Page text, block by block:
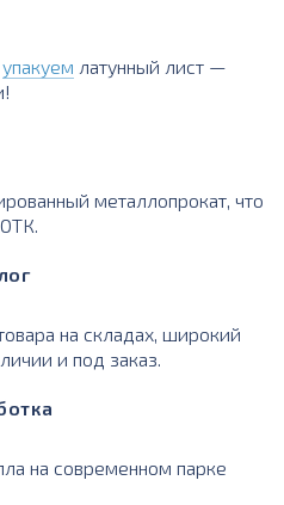
упакуем латунный лист —
металлопрокат, что
на складах, широкий
и под заказ.
на современном парке